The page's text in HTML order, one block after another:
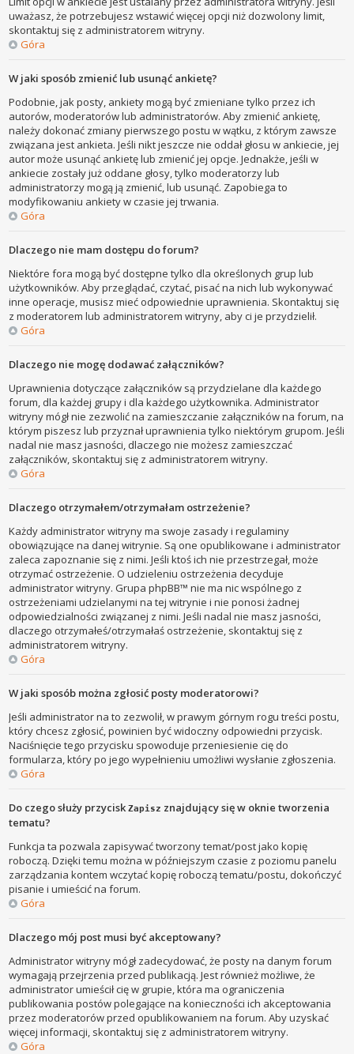
uważasz, że potrzebujesz wstawić więcej opcji niż dozwolony limit,
skontaktuj się z administratorem witryny.
Góra
W jaki sposób zmienić lub usunąć ankietę?
Podobnie, jak posty, ankiety mogą być zmieniane tylko przez ich
autorów, moderatorów lub administratorów. Aby zmienić ankietę,
należy dokonać zmiany pierwszego postu w wątku, z którym zawsze
związana jest ankieta. Jeśli nikt jeszcze nie oddał głosu w ankiecie, jej
autor może usunąć ankietę lub zmienić jej opcje. Jednakże, jeśli w
ankiecie zostały już oddane głosy, tylko moderatorzy lub
administratorzy mogą ją zmienić, lub usunąć. Zapobiega to
modyfikowaniu ankiety w czasie jej trwania.
Góra
Dlaczego nie mam dostępu do forum?
Niektóre fora mogą być dostępne tylko dla określonych grup lub
użytkowników. Aby przeglądać, czytać, pisać na nich lub wykonywać
inne operacje, musisz mieć odpowiednie uprawnienia. Skontaktuj się
z moderatorem lub administratorem witryny, aby ci je przydzielił.
Góra
Dlaczego nie mogę dodawać załączników?
Uprawnienia dotyczące załączników są przydzielane dla każdego
forum, dla każdej grupy i dla każdego użytkownika. Administrator
witryny mógł nie zezwolić na zamieszczanie załączników na forum, na
którym piszesz lub przyznał uprawnienia tylko niektórym grupom. Jeśli
nadal nie masz jasności, dlaczego nie możesz zamieszczać
załączników, skontaktuj się z administratorem witryny.
Góra
Dlaczego otrzymałem/otrzymałam ostrzeżenie?
Każdy administrator witryny ma swoje zasady i regulaminy
obowiązujące na danej witrynie. Są one opublikowane i administrator
zaleca zapoznanie się z nimi. Jeśli ktoś ich nie przestrzegał, może
otrzymać ostrzeżenie. O udzieleniu ostrzeżenia decyduje
administrator witryny. Grupa phpBB™ nie ma nic wspólnego z
ostrzeżeniami udzielanymi na tej witrynie i nie ponosi żadnej
odpowiedzialności związanej z nimi. Jeśli nadal nie masz jasności,
dlaczego otrzymałeś/otrzymałaś ostrzeżenie, skontaktuj się z
administratorem witryny.
Góra
W jaki sposób można zgłosić posty moderatorowi?
Jeśli administrator na to zezwolił, w prawym górnym rogu treści postu,
który chcesz zgłosić, powinien być widoczny odpowiedni przycisk.
Naciśnięcie tego przycisku spowoduje przeniesienie cię do
formularza, który po jego wypełnieniu umożliwi wysłanie zgłoszenia.
Góra
Do czego służy przyciskZapisz znajdujący się w oknie tworzenia
tematu?
Funkcja ta pozwala zapisywać tworzony temat/post jako kopię
roboczą. Dzięki temu można w późniejszym czasie z poziomu panelu
zarządzania kontem wczytać kopię roboczą tematu/postu, dokończyć
pisanie i umieścić na forum.
Góra
Dlaczego mój post musi być akceptowany?
Administrator witryny mógł zadecydować, że posty na danym forum
wymagają przejrzenia przed publikacją. Jest również możliwe, że
administrator umieścił cię w grupie, która ma ograniczenia
publikowania postów polegające na konieczności ich akceptowania
przez moderatorów przed opublikowaniem na forum. Aby uzyskać
więcej informacji, skontaktuj się z administratorem witryny.
Góra